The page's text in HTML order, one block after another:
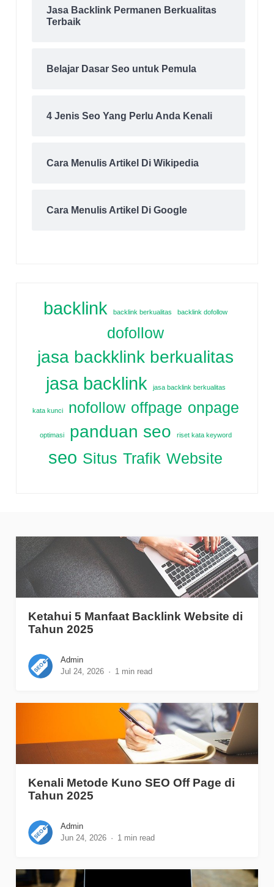
Jasa Backlink Permanen Berkualitas
Terbaik
Belajar Dasar Seo untuk Pemula
4 Jenis Seo Yang Perlu Anda Kenali
Cara Menulis Artikel Di Wikipedia
Cara Menulis Artikel Di Google
backlink backlink berkualitas backlink dofollow
dofollow
jasa backklink berkualitas
jasa backlink jasa backlink berkualitas
kata kunci nofollow offpage onpage
optimasi panduan seo riset kata keyword
seo Situs Trafik Website
Ketahui 5 Manfaat Backlink Website di
Tahun 2025
Admin
Jul 24, 2026
1 min read
Kenali Metode Kuno SEO Off Page di
Tahun 2025
Admin
Jun 24, 2026
1 min read